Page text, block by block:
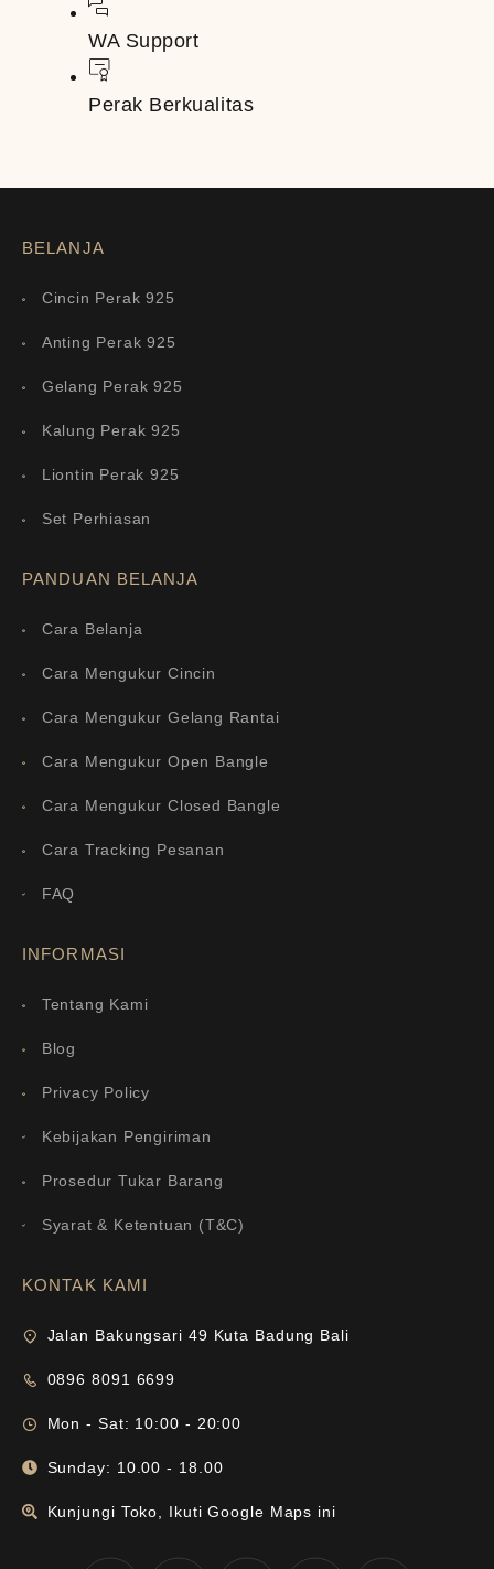
WA Support
Perak Berkualitas
BELANJA
Cincin Perak 925
Anting Perak 925
Gelang Perak 925
Kalung Perak 925
Liontin Perak 925
Set Perhiasan
PANDUAN BELANJA
Cara Belanja
Cara Mengukur Cincin
Cara Mengukur Gelang Rantai
Cara Mengukur Open Bangle
Cara Mengukur Closed Bangle
Cara Tracking Pesanan
FAQ
INFORMASI
Tentang Kami
Blog
Privacy Policy
Kebijakan Pengiriman
Prosedur Tukar Barang
Syarat & Ketentuan (T&C)
KONTAK KAMI
Jalan Bakungsari 49 Kuta Badung Bali
0896 8091 6699
Mon - Sat: 10:00 - 20:00
Sunday: 10.00 - 18.00
Kunjungi Toko, Ikuti Google Maps ini